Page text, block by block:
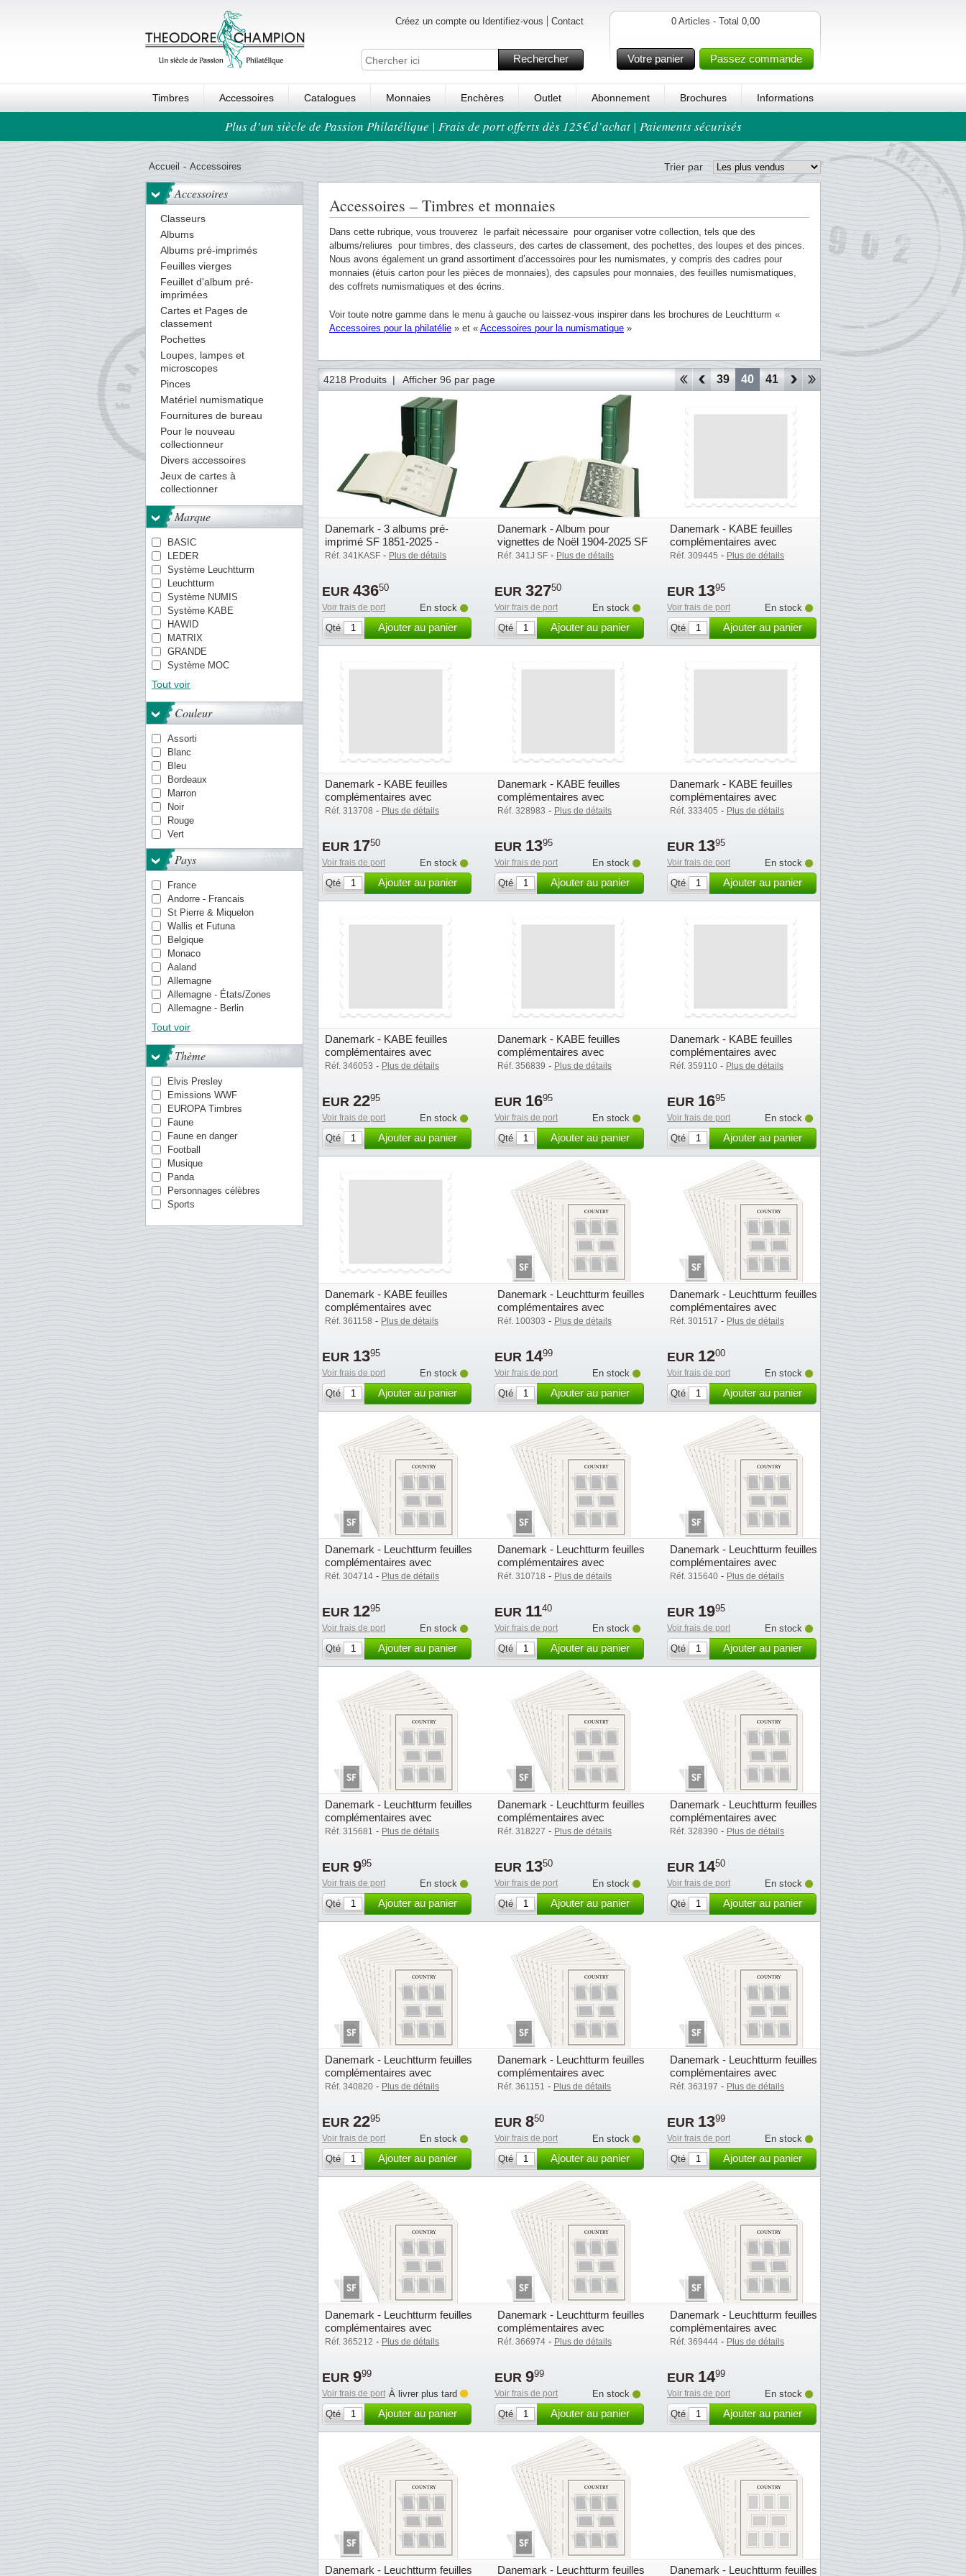
Créez un compte ou Identifiez-vous Contact
Rechercher
0 Articles - Total 0,00
Votre panier Passez commande
Timbres Accessoires Catalogues Monnaies Enchères Outlet Abonnement Brochures Informations
Ordre au panierPlus d’un siècle de Passion Philatélique | Frais de port offerts dès 125€ d’achat | Paiements sécurisés
Accueil - Accessoires Trier par
Accessoires
Classeurs
Albums
Albums pré-imprimés
Feuilles vierges
Feuillet d'album pré-
imprimées
Cartes et Pages de
classement
Pochettes
Loupes, lampes et
microscopes
Pinces
Matériel numismatique
Fournitures de bureau
Pour le nouveau
collectionneur
Divers accessoires
Jeux de cartes à
collectionner
Marque
BASIC
LEDER
Système Leuchtturm
Leuchtturm
Système NUMIS
Système KABE
HAWID
MATRIX
GRANDE
Système MOC
TACK
PREMIUM
Système OPTIMA
Quadrum
VARIO
Système KANZLEI
Pochettes ENCAP
COMFORT
Système FOLIO
Smart
LAPE
Tout voir
Couleur
Assorti
Blanc
Bleu
Bordeaux
Marron
Noir
Rouge
Vert
Pays
France
Andorre - Francais
St Pierre & Miquelon
Wallis et Futuna
Belgique
Monaco
Aaland
Allemagne
Allemagne - États/Zones
Allemagne - Berlin
Allemagne de l'Est (RDA)
Antilles danoises
Antilles néerlandaises
Aruba
Aurigny
Australie
Autriche
Canada
Chine
Chypre
Croatie
Danemark
Egypte
Empire Allemand
Espagne
Estonie
Tout voir
Thème
Elvis Presley
Emissions WWF
EUROPA Timbres
Faune
Faune en danger
Football
Musique
Panda
Personnages célèbres
Sports
Accessoires – Timbres et monnaies
Dans cette rubrique, vous trouverez le parfait nécessaire pour organiser votre collection, tels que des
albums/reliures pour timbres, des classeurs, des cartes de classement, des pochettes, des loupes et des pinces.
Nous avons également un grand assortiment d’accessoires pour les numismates, y compris des cadres pour
monnaies (étuis carton pour les pièces de monnaies), des capsules pour monnaies, des feuilles numismatiques,
des coffrets numismatiques et des écrins.
Voir toute notre gamme dans le menu à gauche ou laissez-vous inspirer dans les brochures de Leuchtturm «
Accessoires pour la philatélie » et « Accessoires pour la numismatique »
4218 Produits | Afficher 96 par page
14 16 23 24 25 26 27 28 29 37 38 39 40 41 42 43
Danemark - 3 albums pré-
imprimé SF 1851-2025 -
Leuchtturm
Réf. 341KASF - Plus de détails
EUR 43650
Voir frais de port
En stock
Qté
Ajouter au panier
Danemark - Album pour
vignettes de Noël 1904-2025 SF
Réf. 341J SF - Plus de détails
EUR 32750
Voir frais de port
En stock
Qté
Ajouter au panier
Danemark - KABE feuilles
complémentaires avec
pochettes (OF) - 2008
Réf. 309445 - Plus de détails
EUR 1395
Voir frais de port
En stock
Qté
Ajouter au panier
Danemark - KABE feuilles
complémentaires avec
pochettes (OF) - 2007
Réf. 313708 - Plus de détails
EUR 1750
Voir frais de port
En stock
Qté
Ajouter au panier
Danemark - KABE feuilles
complémentaires avec
pochettes (OF) - 2006
Réf. 328983 - Plus de détails
EUR 1395
Voir frais de port
En stock
Qté
Ajouter au panier
Danemark - KABE feuilles
complémentaires avec
pochettes (OF) - 2005
Réf. 333405 - Plus de détails
EUR 1395
Voir frais de port
En stock
Qté
Ajouter au panier
Danemark - KABE feuilles
complémentaires avec
pochettes (OF) - 2013
Réf. 346053 - Plus de détails
EUR 2295
Voir frais de port
En stock
Qté
Ajouter au panier
Danemark - KABE feuilles
complémentaires avec
pochettes (OF) - 2016
Réf. 356839 - Plus de détails
EUR 1695
Voir frais de port
En stock
Qté
Ajouter au panier
Danemark - KABE feuilles
complémentaires avec
pochettes (OF) - 2017
Réf. 359110 - Plus de détails
EUR 1695
Voir frais de port
En stock
Qté
Ajouter au panier
Danemark - KABE feuilles
complémentaires avec
pochettes (OF) - 2018
Réf. 361158 - Plus de détails
EUR 1395
Voir frais de port
En stock
Qté
Ajouter au panier
Danemark - Leuchtturm feuilles
complémentaires avec
pochettes (SF) - 2025
Réf. 100303 - Plus de détails
EUR 1499
Voir frais de port
En stock
Qté
Ajouter au panier
Danemark - Leuchtturm feuilles
complémentaires avec
pochettes (SF) - 2001
Réf. 301517 - Plus de détails
EUR 1200
Voir frais de port
En stock
Qté
Ajouter au panier
Danemark - Leuchtturm feuilles
complémentaires avec
pochettes (SF) - 2008
Réf. 304714 - Plus de détails
EUR 1295
Voir frais de port
En stock
Qté
Ajouter au panier
Danemark - Leuchtturm feuilles
complémentaires avec
pochettes (SF) - 2000
Réf. 310718 - Plus de détails
EUR 1140
Voir frais de port
En stock
Qté
Ajouter au panier
Danemark - Leuchtturm feuilles
complémentaires avec
pochettes (SF) - 2009
Réf. 315640 - Plus de détails
EUR 1995
Voir frais de port
En stock
Qté
Ajouter au panier
Danemark - Leuchtturm feuilles
complémentaires avec
pochettes (SF) - 2003
Réf. 315681 - Plus de détails
EUR 995
Voir frais de port
En stock
Qté
Ajouter au panier
Danemark - Leuchtturm feuilles
complémentaires avec
pochettes (SF) - 2006
Réf. 318227 - Plus de détails
EUR 1350
Voir frais de port
En stock
Qté
Ajouter au panier
Danemark - Leuchtturm feuilles
complémentaires avec
pochettes (SF) - 2004
Réf. 328390 - Plus de détails
EUR 1450
Voir frais de port
En stock
Qté
Ajouter au panier
Danemark - Leuchtturm feuilles
complémentaires avec
pochettes (SF) - 2010
Réf. 340820 - Plus de détails
EUR 2295
Voir frais de port
En stock
Qté
Ajouter au panier
Danemark - Leuchtturm feuilles
complémentaires avec
pochettes (SF) - 2018
Réf. 361151 - Plus de détails
EUR 850
Voir frais de port
En stock
Qté
Ajouter au panier
Danemark - Leuchtturm feuilles
complémentaires avec
pochettes (SF) - 2019
Réf. 363197 - Plus de détails
EUR 1399
Voir frais de port
En stock
Qté
Ajouter au panier
Danemark - Leuchtturm feuilles
complémentaires avec
pochettes (SF) - 2020
Réf. 365212 - Plus de détails
EUR 999
Voir frais de port À livrer plus tard
Qté
Ajouter au panier
Danemark - Leuchtturm feuilles
complémentaires avec
pochettes (SF) - 2021
Réf. 366974 - Plus de détails
EUR 999
Voir frais de port
En stock
Qté
Ajouter au panier
Danemark - Leuchtturm feuilles
complémentaires avec
pochettes (SF) - 2022
Réf. 369444 - Plus de détails
EUR 1499
Voir frais de port
En stock
Qté
Ajouter au panier
Danemark - Leuchtturm feuilles Danemark - Leuchtturm feuilles Danemark - Leuchtturm feuilles